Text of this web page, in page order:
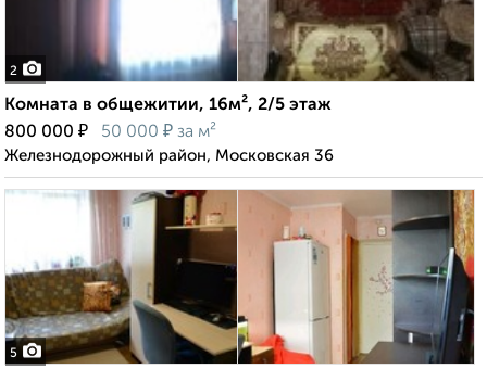
2
Комната в общежитии, 16м², 2/5 этаж
800 000 ₽ 50 000 ₽ за м²
Железнодорожный район, Московская 36
5